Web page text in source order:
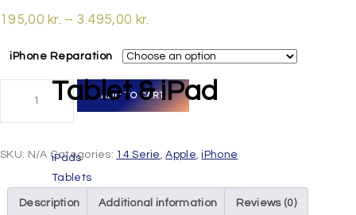
Tablet & iPad
iPads
Tablets
195,00 kr. – 3.495,00 kr.
iPhone Reparation
ADD TO CART
SKU: N/A Categories: 14 Serie ,Apple ,iPhone
Description Additional information Reviews (0)